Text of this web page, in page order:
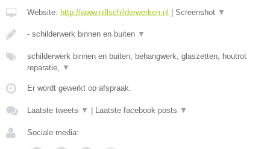
Website: http://www.nillschilderwerken.nl Screenshot ▼
- schilderwerk binnen en buiten ▼
schilderwerk binnen en buiten, behangwerk, glaszetten, houtrot
reparatie, ▼
Er wordt gewerkt op afspraak.
Laatste tweets ▼ Laatste facebook posts ▼
Sociale media: